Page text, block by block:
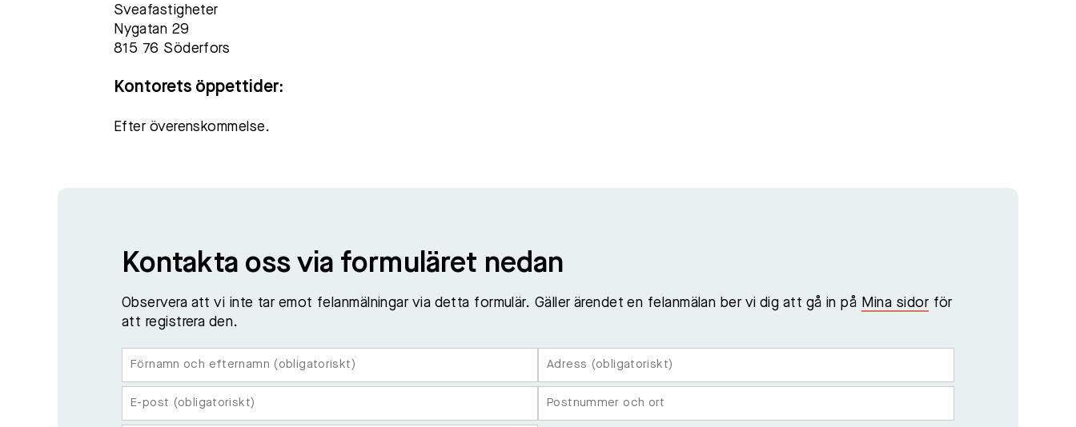
Sveafastigheter
Nygatan 29
815 76 Söderfors
Kontorets öppettider:
Efter överenskommelse.
Kontakta oss via formuläret nedan
Observera att vi inte tar emot felanmälningar via detta formulär. Gäller ärendet en felanmälan ber vi dig att gå in på Mina sidor för
att registrera den.